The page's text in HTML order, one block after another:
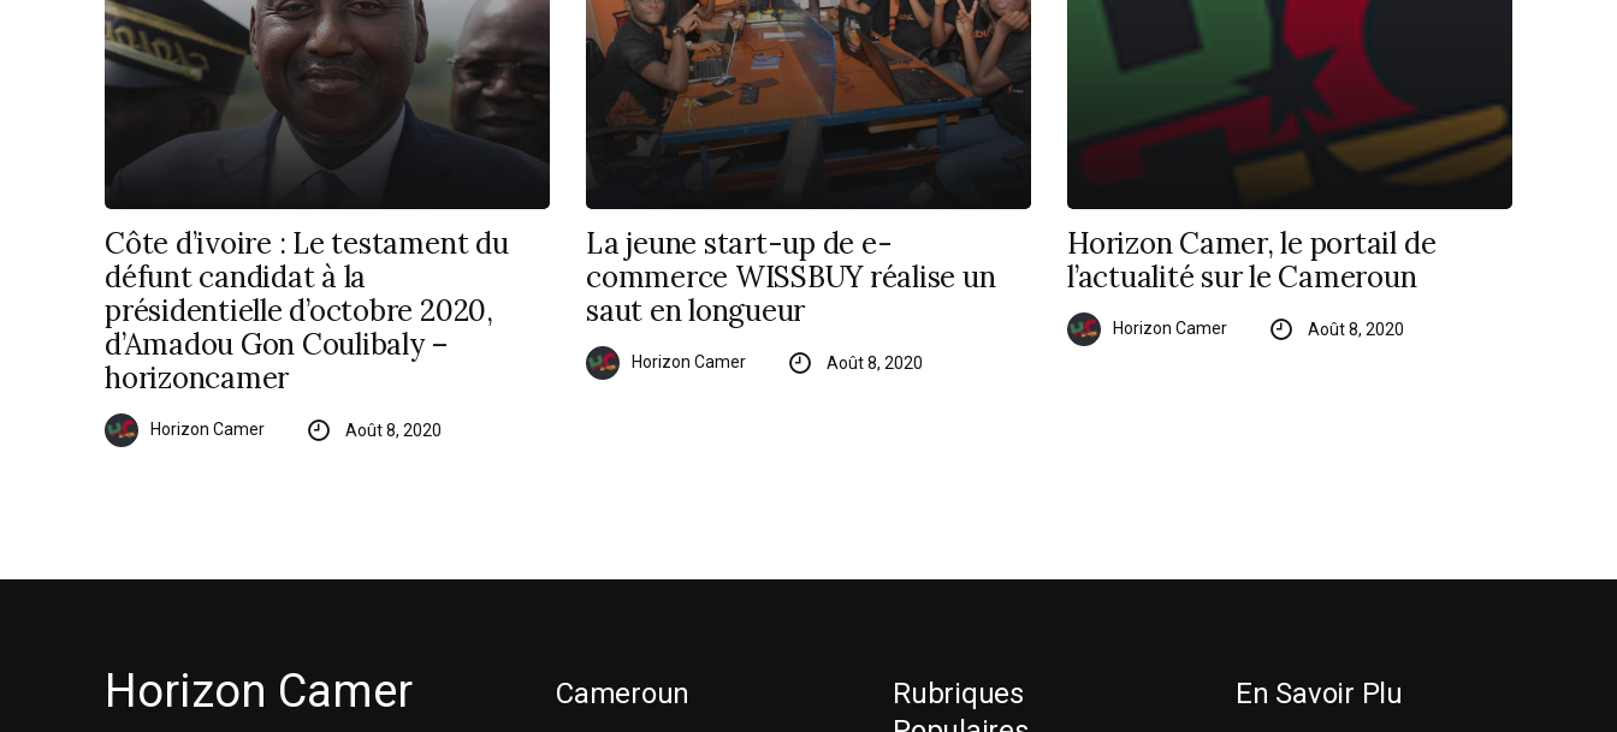
Côte d’ivoire : Le testament du
défunt candidat à la
présidentielle d’octobre 2020,
d’Amadou Gon Coulibaly –
horizoncamer
Horizon Camer Août 8, 2020
La jeune start-up de e-
commerce WISSBUY réalise un
saut en longueur
Horizon Camer Août 8, 2020
Horizon Camer, le portail de
l’actualité sur le Cameroun
Horizon Camer Août 8, 2020
Horizon Camer Cameroun
Rubriques
En Savoir Plu